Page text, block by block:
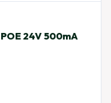
24V 500mA